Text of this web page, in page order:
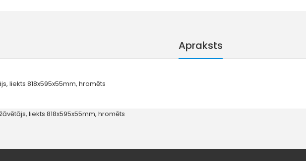
Apraksts
liekts 818x595x55mm, hromēts
, liekts 818x595x55mm, hromēts